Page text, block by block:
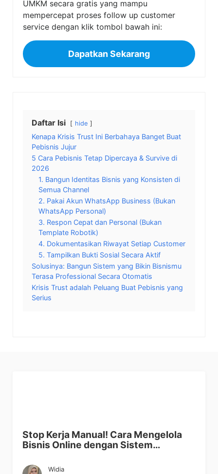
UMKM secara gratis yang mampu
mempercepat proses follow up customer
service dengan klik tombol bawah ini:
Dapatkan Sekarang
Daftar Isi hide
Kenapa Krisis Trust Ini Berbahaya Banget Buat
Pebisnis Jujur
5 Cara Pebisnis Tetap Dipercaya & Survive di
2026
1. Bangun Identitas Bisnis yang Konsisten di
Semua Channel
2. Pakai Akun WhatsApp Business (Bukan
WhatsApp Personal)
3. Respon Cepat dan Personal (Bukan
Template Robotik)
4. Dokumentasikan Riwayat Setiap Customer
5. Tampilkan Bukti Sosial Secara Aktif
Solusinya: Bangun Sistem yang Bikin Bisnismu
Terasa Professional Secara Otomatis
Krisis Trust adalah Peluang Buat Pebisnis yang
Serius
Stop Kerja Manual! Cara Mengelola
Bisnis Online dengan Sistem…
Widia